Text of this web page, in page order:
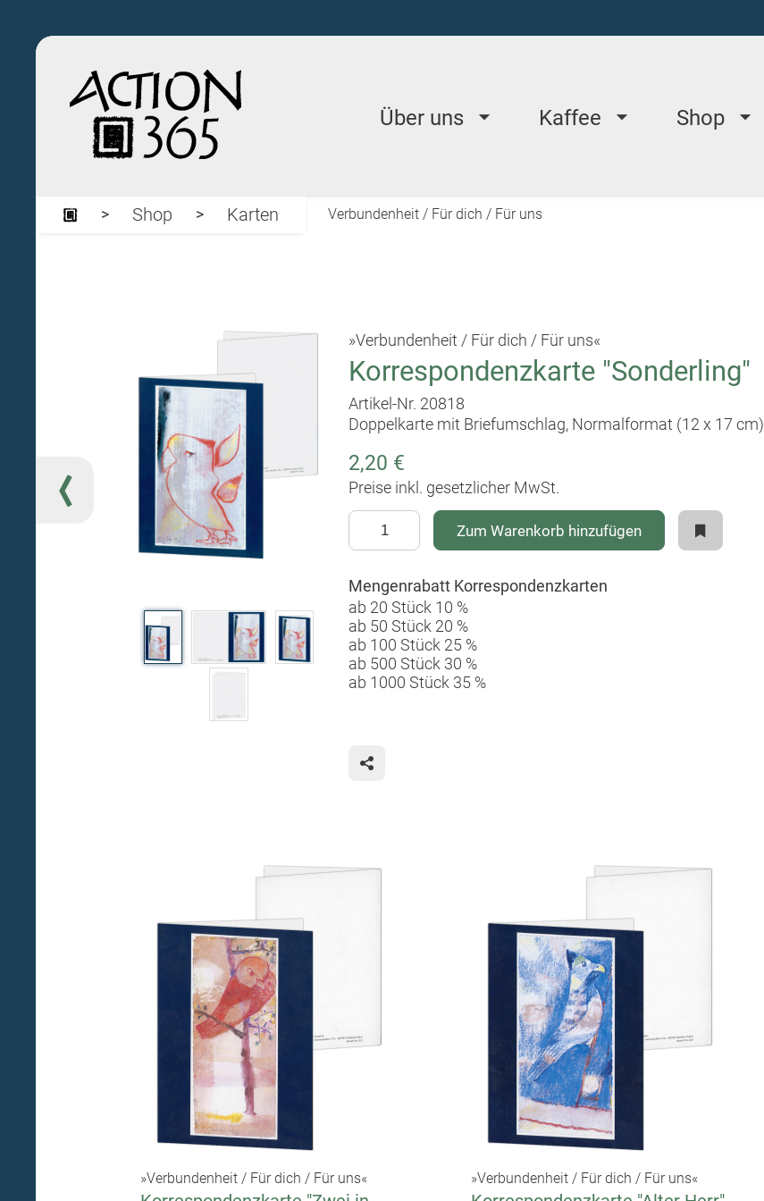
Über uns Kaffee Shop
Shop Karten Verbundenheit / Für dich / Für uns
»Verbundenheit / Für dich / Für uns«
Korrespondenzkarte "Sonderling"
Artikel-Nr. 20818
Doppelkarte mit Briefumschlag, Normalformat (12 x 17 cm)
2,20 €
Preise inkl. gesetzlicher MwSt.
Zum Warenkorb hinzufügen
Mengenrabatt Korrespondenzkarten
ab 20 Stück 10 %
ab 50 Stück 20 %
ab 100 Stück 25 %
ab 500 Stück 30 %
ab 1000 Stück 35 %
»Verbundenheit / Für dich / Für uns« »Verbundenheit / Für dich / Für uns«